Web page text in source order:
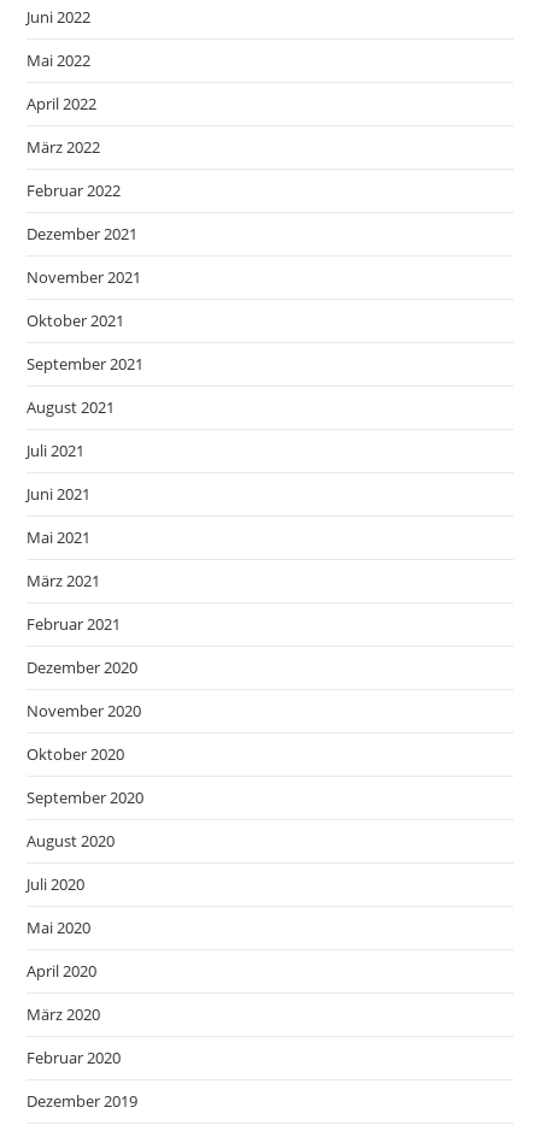
Juni 2022
Mai 2022
April 2022
März 2022
Februar 2022
Dezember 2021
November 2021
Oktober 2021
September 2021
August 2021
Juli 2021
Juni 2021
Mai 2021
März 2021
Februar 2021
Dezember 2020
November 2020
Oktober 2020
September 2020
August 2020
Juli 2020
Mai 2020
April 2020
März 2020
Februar 2020
Dezember 2019